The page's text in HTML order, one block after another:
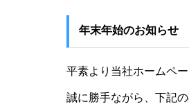
年末年始のお知らせ
平素より当社ホームペ
誠に勝手ながら、下記